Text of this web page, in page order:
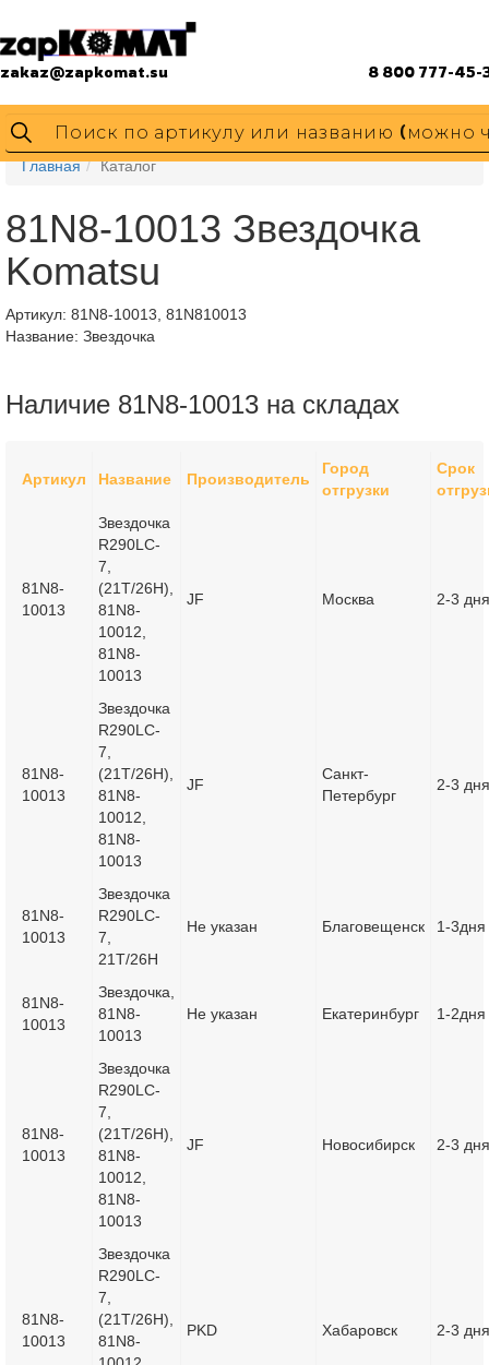
zakaz@zapkomat.su 8 800 777-45-
Главная Каталог
81N8-10013 Звездочка
Komatsu
Артикул: 81N8-10013, 81N810013
Название: Звездочка
Наличие 81N8-10013 на складах
Артикул Название Производитель
Город
отгрузки
Срок
81N8-
10013
Звездочка
R290LC-
7,
(21T/26H),
81N8-
10012,
81N8-
10013
JF Москва 2-3 дня
81N8-
10013
Звездочка
R290LC-
7,
(21T/26H),
81N8-
10012,
81N8-
10013
JF
Санкт-
Петербург
2-3 дня
81N8-
10013
Звездочка
R290LC-
7,
21T/26H
Не указан Благовещенск 1-3дня
81N8-
10013
Звездочка,
81N8-
10013
Не указан Екатеринбург 1-2дня
81N8-
10013
Звездочка
R290LC-
7,
(21T/26H),
81N8-
10012,
81N8-
10013
JF Новосибирск 2-3 дня
81N8-
10013
Звездочка
R290LC-
7,
(21T/26H),
81N8-
PKD Хабаровск 2-3 дня